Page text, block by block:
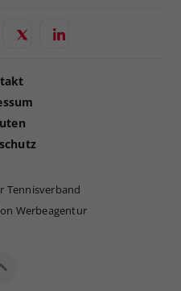
Tennisverband
Werbeagentur